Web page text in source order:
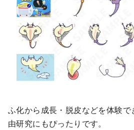
ふ化から成長・脱皮などを体験
由研究にもぴったりです。